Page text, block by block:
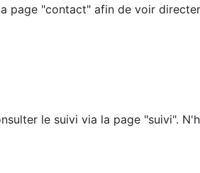
page "contact" afin de voir
le suivi via la page "suivi".